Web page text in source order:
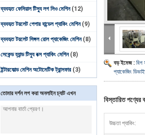
ব্যবহৃত ফেসিয়াল টিস্যু লগ সিও মেশিন (12)
ব্যবহৃত টয়লেট পেপার বান্ডেল প্যাকিং মেশিন (9)
ব্যবহৃত টয়লেট সিঙ্গল রোল প্যাকেজিং মেশিন (8)
সেকেন্ড হ্যান্ড টিস্যু বক্স প্যাকিং মেশিন (8)
ইন্টারফোল্ড মেশিন অটোমেটিক ট্রান্সফার (3)
তোমার দর্শন লগ করা অনলাইন চ্যাট এখন
বড় ইমেজ : বিগ
প্যাকেজিং
বিস্তারিত পণ্যের
উচ্চতা প্যাকিং: